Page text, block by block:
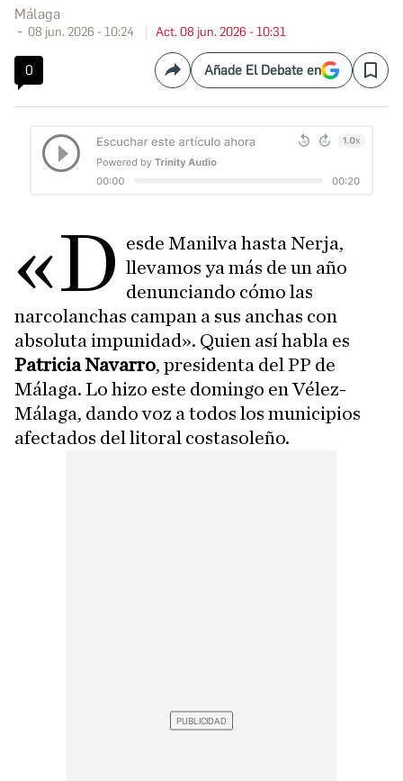
Málaga
08 jun. 2026 - 10:24 Act. 08 jun. 2026 - 10:31
0 CompartirAñade El Debate en Save
«D esde Manilva hasta Nerja,
llevamos ya más de un año
denunciando cómo las
narcolanchas campan a sus anchas con
absoluta impunidad». Quien así habla es
Patricia Navarro, presidenta del PP de
Málaga. Lo hizo este domingo en Vélez-
Málaga, dando voz a todos los municipios
afectados del litoral costasoleño.